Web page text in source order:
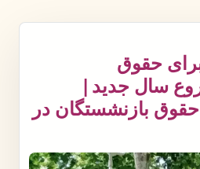
حقوق
سال جدید |
حقوق بازنشستگان در